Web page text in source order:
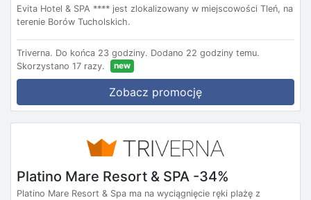
Evita Hotel & SPA **** jest zlokalizowany w miejscowości Tleń, na
terenie Borów Tucholskich.
Triverna. Do końca 23 godziny. Dodano 22 godziny temu.
Skorzystano 17 razy.
new
Zobacz promocję
Platino Mare Resort & SPA -34%
Platino Mare Resort & Spa ma na wyciągnięcie ręki plażę z